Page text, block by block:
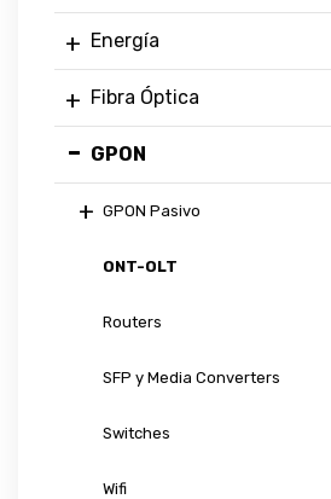
Energía
Fibra Óptica
GPON
GPON Pasivo
ONT-OLT
Routers
SFP y Media Converters
Switches
Wifi